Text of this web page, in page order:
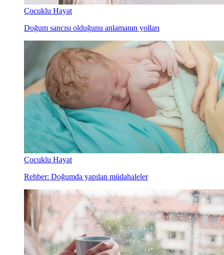
Çocuklu Hayat
Doğum sancısı olduğunu anlamanın yolları
Çocuklu Hayat
Rehber: Doğumda yapılan müdahaleler